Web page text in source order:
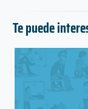
Te puede